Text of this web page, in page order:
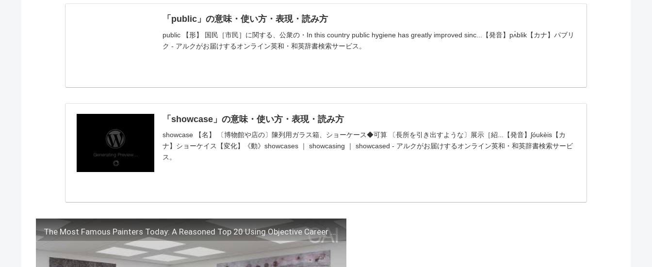
「public」の意味・使い方・表現・読み方
public 【形】 国民［市民］に関する、公衆の・In this country public hygiene has greatly improved sinc...【発音】pʌ́blik【カナ】パブリ
ク - アルクがお届けするオンライン英和・和英辞書検索サービス。
「showcase」の意味・使い方・表現・読み方
showcase 【名】 〔博物館や店の〕陳列用ガラス箱、ショーケース◆可算 〔長所を引き出すような〕展示［紹...【発音】ʃóukèis【カ
ナ】ショーケイス【変化】《動》showcases ｜ showcasing ｜ showcased - アルクがお届けするオンライン英和・和英辞書検索サービ
ス。
The Most Famous Painters Today: A Reasoned Top 20 Using Objective Career Facts